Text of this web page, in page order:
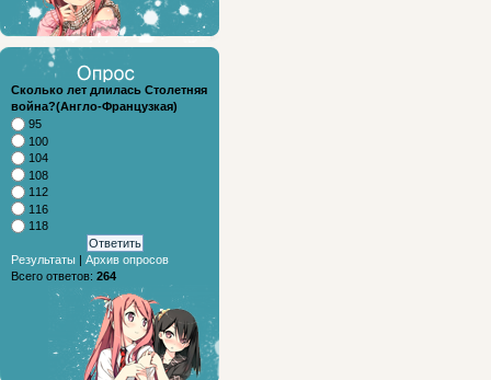
Сколько лет длилась Столетняя
война?(Англо-Французкая)
95
100
104
108
112
116
118
Результаты | Архив опросов
Всего ответов: 264